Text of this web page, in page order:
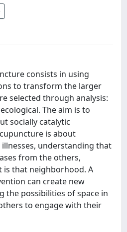
consists in using
to transform the larger
selected through analysis:
The aim is to
socially catalytic
is about
understanding that
from the others,
that neighborhood. A
can create new
the possibilities of space in
to engage with their